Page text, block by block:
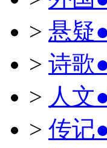
> 悬疑
> 诗歌
> 人文
> 传记